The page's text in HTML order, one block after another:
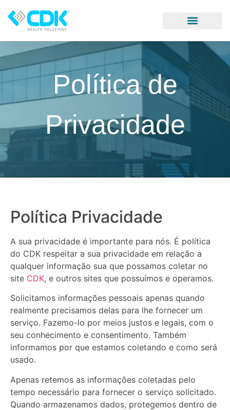
Política de
Privacidade
Política Privacidade
A sua privacidade é importante para nós. É política
do CDK respeitar a sua privacidade em relação a
qualquer informação sua que possamos coletar no
site CDK, e outros sites que possuímos e operamos.
Solicitamos informações pessoais apenas quando
realmente precisamos delas para lhe fornecer um
serviço. Fazemo-lo por meios justos e legais, com o
seu conhecimento e consentimento. Também
informamos por que estamos coletando e como será
usado.
Apenas retemos as informações coletadas pelo
tempo necessário para fornecer o serviço solicitado.
Quando armazenamos dados, protegemos dentro de